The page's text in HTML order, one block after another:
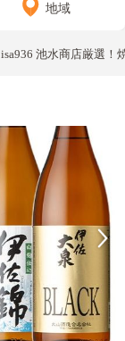
地域
isa936 池水商店厳選！